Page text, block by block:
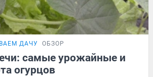
ДАЧУ ОБЗОР
самые урожайные и
огурцов